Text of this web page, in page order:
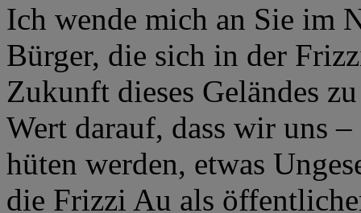
Ich wende mich an Sie im
Bürger, die sich in der
Zukunft dieses Geländes
Wert darauf, dass wir uns
hüten werden, etwas
die Frizzi Au als